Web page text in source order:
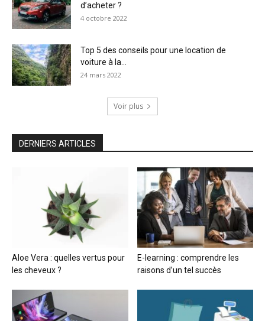
d’acheter ?
4 octobre 2022
Top 5 des conseils pour une location de
voiture à la...
24 mars 2022
Voir plus
DERNIERS ARTICLES
Aloe Vera : quelles vertus pour
les cheveux ?
E-learning : comprendre les
raisons d’un tel succès